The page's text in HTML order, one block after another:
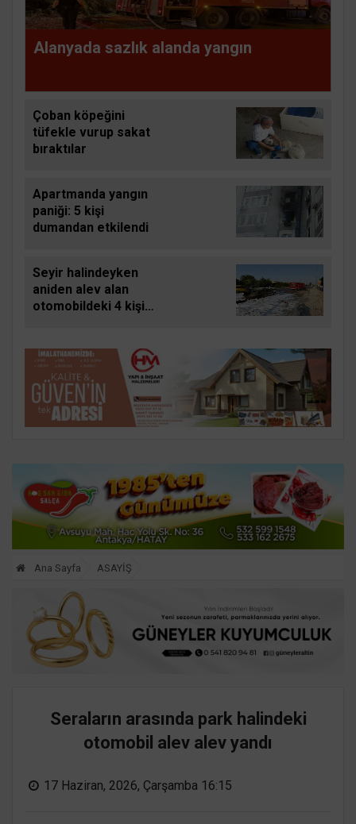
Alanyada sazlık alanda yangın
Çoban köpeğini
tüfekle vurup sakat
bıraktılar
Apartmanda yangın
paniği: 5 kişi
dumandan etkilendi
Seyir halindeyken
aniden alev alan
otomobildeki 4 kişi
Ana Sayfa ASAYİŞ
Seraların arasında park halindeki
otomobil alev alev yandı
17 Haziran, 2026, Çarşamba 16:15